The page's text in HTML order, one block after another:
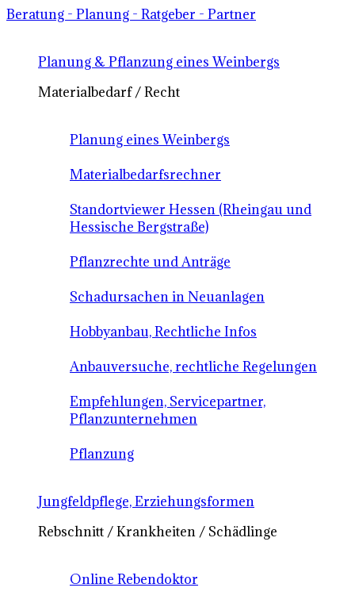
Beratung - Planung - Ratgeber - Partner
Planung & Pflanzung eines Weinbergs
Materialbedarf / Recht
Planung eines Weinbergs
Materialbedarfsrechner
Standortviewer Hessen (Rheingau und
Hessische Bergstraße)
Pflanzrechte und Anträge
Schadursachen in Neuanlagen
Hobbyanbau, Rechtliche Infos
Anbauversuche, rechtliche Regelungen
Empfehlungen, Servicepartner,
Pflanzunternehmen
Pflanzung
Jungfeldpflege, Erziehungsformen
Rebschnitt / Krankheiten / Schädlinge
Online Rebendoktor